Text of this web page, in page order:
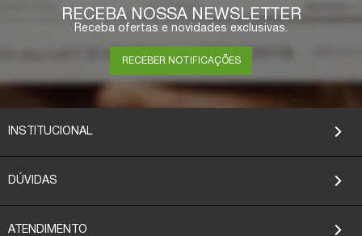
RECEBA NOSSA NEWSLETTER
Receba ofertas e novidades exclusivas.
RECEBER NOTIFICAÇÕES
INSTITUCIONAL
DÚVIDAS
ATENDIMENTO